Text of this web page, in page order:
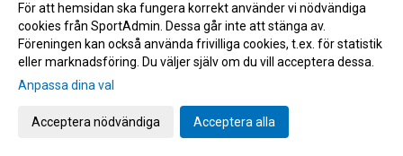
Grattis Raymond Fridén
Norrby orkade inte 2015-10-17 16:45
Följ Norrby-matchen live via Borås Tidning
NORRBYGALAN DEN 28 NOVEMBER
Zumban startar 18.30 idag
För att hemsidan ska fungera korrekt använder vi nödvändiga
cookies från SportAdmin. Dessa går inte att stänga av.
Föreningen kan också använda frivilliga cookies, t.ex. för statistik
eller marknadsföring. Du väljer själv om du vill acceptera dessa.
Anpassa dina val
Acceptera nödvändiga Acceptera alla